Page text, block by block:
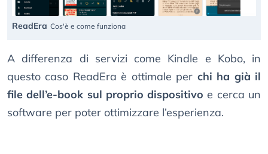
ReadEra Cos'è e come funziona
A differenza di servizi come Kindle e Kobo, in
questo caso ReadEra è ottimale per chi ha già il
file dell’e-book sul proprio dispositivo e cerca un
software per poter ottimizzare l’esperienza.